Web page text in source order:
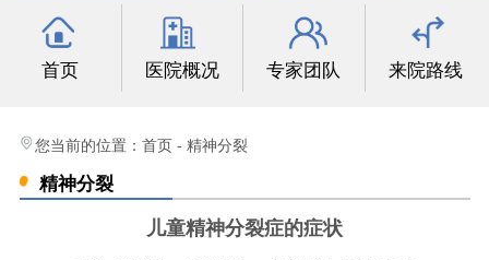
光影纪实
首页 医院概况 专家团队 来院路线
您当前的位置： 首页 - 精神分裂
精神分裂
儿童精神分裂症的症状